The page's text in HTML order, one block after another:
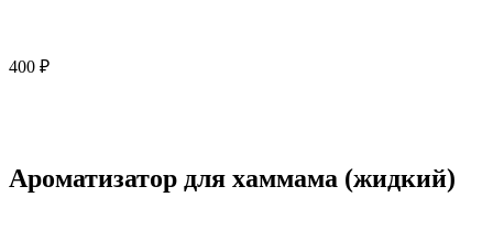
400 ₽
Ароматизатор для хаммама (жидкий)